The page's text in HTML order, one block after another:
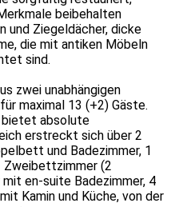
beibehalten
und Ziegeldächer, dicke
die mit antiken Möbeln
sind.
zwei unabhängigen
maximal 13 (+2) Gäste.
bietet absolute
erstreckt sich über 2
und Badezimmer, 1
(2
en-suite Badezimmer, 4
Kamin und Küche, von der